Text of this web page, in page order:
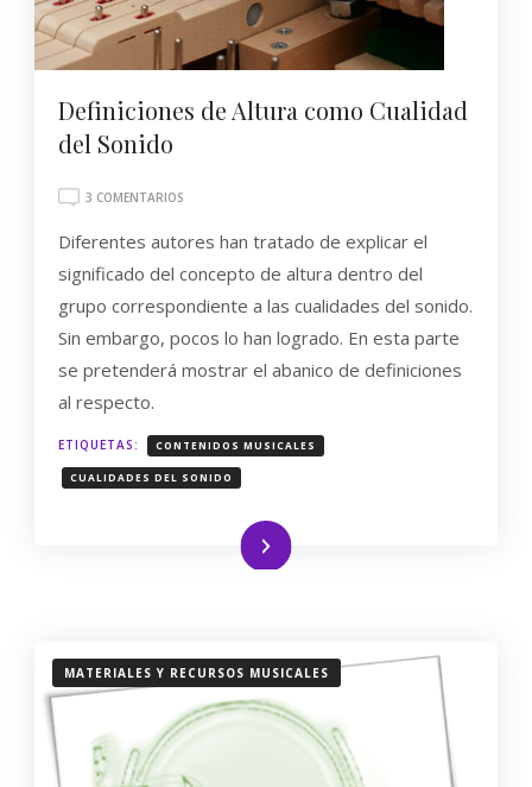
Definiciones de Altura como Cualidad
del Sonido
3 COMENTARIOS
DE
COMO
CUALIDAD
SONIDO
Diferentes autores han tratado de explicar el
significado del concepto de altura dentro del
grupo correspondiente a las cualidades del sonido.
Sin embargo, pocos lo han logrado. En esta parte
se pretenderá mostrar el abanico de definiciones
al respecto.
ETIQUETAS: CONTENIDOS MUSICALES
CUALIDADES DEL SONIDO
Leer más
MATERIALES Y RECURSOS MUSICALES